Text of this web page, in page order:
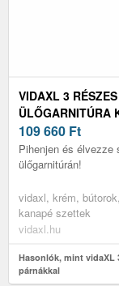
VIDAXL 3
ÜLŐGARNITÚRA
109 660 Ft
Pihenjen és élvezze
ülőgarnitúrán!
vidaxl, krém,
kanapé szettek
vidaxl.hu
Hasonlók, mint vidaXL
párnákkal